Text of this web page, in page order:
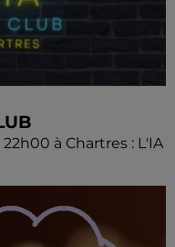
à Chartres : L'IA